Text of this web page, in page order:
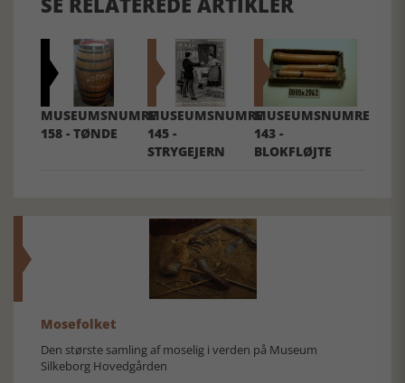
MUSEUMSNUMRE
158 - TØNDE
MUSEUMSNUMRE
145 -
STRYGEJERN
MUSEUMSNUMRE
143 -
BLOKFLØJTE
Mosefolket
Den største samling af moselig i verden på Museum
Silkeborg Hovedgården